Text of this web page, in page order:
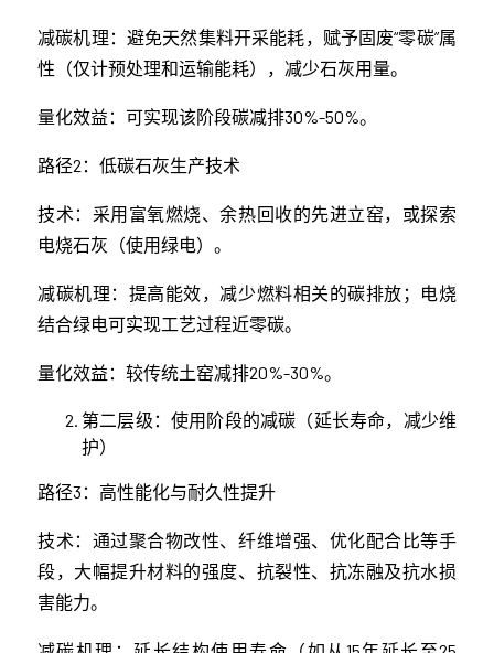
减碳机理：避免天然集料开采能耗，赋予固废“零碳”属
性（仅计预处理和运输能耗），减少石灰用量。
量化效益：可实现该阶段碳减排30%-50%。
路径2：低碳石灰生产技术
技术：采用富氧燃烧、余热回收的先进立窑，或探索
电烧石灰（使用绿电）。
减碳机理：提高能效，减少燃料相关的碳排放；电烧
结合绿电可实现工艺过程近零碳。
量化效益：较传统土窑减排20%-30%。
第二层级：使用阶段的减碳（延长寿命，减少维
护）
路径3：高性能化与耐久性提升
技术：通过聚合物改性、纤维增强、优化配合比等手
段，大幅提升材料的强度、抗裂性、抗冻融及抗水损
害能力。